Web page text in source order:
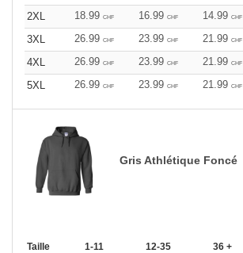
2XL
18.99 CHF 16.99 CHF 14.99 CHF
3XL
26.99 CHF 23.99 CHF 21.99 CHF
4XL
26.99 CHF 23.99 CHF 21.99 CHF
5XL
26.99 CHF 23.99 CHF 21.99 CHF
Gris Athlétique Foncé
Taille 1-11 12-35 36 +